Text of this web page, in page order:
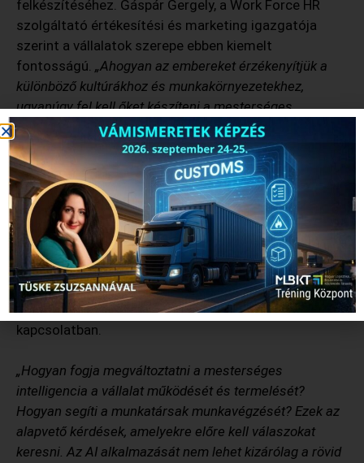
felkészítéséhez. Gáspár Gergely, a Work Force HR
szolgáltató értékesítési és marketing igazgatója
szerint a vállalatok szerepe ebben kiemelt
fontosságú. „Ahogyan az embereket érzékenyítjük a
különböző kultúrákhoz és munkakörnyezetekhez,
ugyanúgy fel kell őket készíteni a mesterséges
intelligencia térnyerésére is. Nem szükséges
mindenkinek AI fejlesztővé válnia, de mindenki számára
fontos az AI által nyújtott lehetőségek megértése. A
munkaerőpiacon megjelenő változásokat érzékelve, a
vállalatoknak lépéseket kell tenniük annak érdekében,
hogy munkatársaik képesek legyenek alkalmazkodni a
mesterséges intelligencia okozta változásokhoz”–
mondta a szakember, aki rámutatott arra is, hogy a
munkaadóknak tisztázniuk kell a célokat, elvárásokat
és stratégiákat az AI által támogatott folyamatokkal
kapcsolatban.
„Hogyan fogja megváltoztatni a mesterséges
intelligencia a vállalat működését és termelését?
Hogyan segíti a munkatársak munkavégzését? Ezek az
alapvető kérdések, amelyekre előre kell válaszokat
keresni. Az AI alkalmazását nem lehet kizárólag a rövid